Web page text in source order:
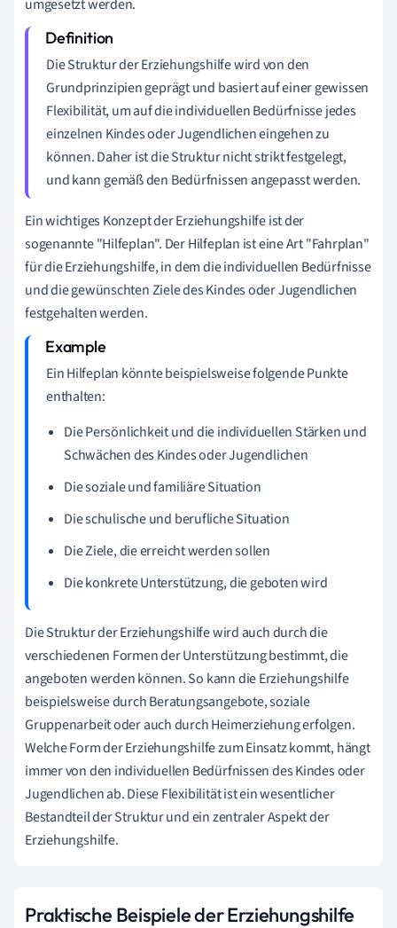
umgesetzt werden.
Die Struktur der Erziehungshilfe wird von den
Grundprinzipien geprägt und basiert auf einer gewissen
Flexibilität, um auf die individuellen Bedürfnisse jedes
einzelnen Kindes oder Jugendlichen eingehen zu
können. Daher ist die Struktur nicht strikt festgelegt,
und kann gemäß den Bedürfnissen angepasst werden.
Ein wichtiges Konzept der Erziehungshilfe ist der
sogenannte "Hilfeplan". Der Hilfeplan ist eine Art "Fahrplan"
für die Erziehungshilfe, in dem die individuellen Bedürfnisse
und die gewünschten Ziele des Kindes oder Jugendlichen
festgehalten werden.
Ein Hilfeplan könnte beispielsweise folgende Punkte
enthalten:
Die Persönlichkeit und die individuellen Stärken und
Schwächen des Kindes oder Jugendlichen
Die soziale und familiäre Situation
Die schulische und berufliche Situation
Die Ziele, die erreicht werden sollen
Die konkrete Unterstützung, die geboten wird
Die Struktur der Erziehungshilfe wird auch durch die
verschiedenen Formen der Unterstützung bestimmt, die
angeboten werden können. So kann die Erziehungshilfe
beispielsweise durch Beratungsangebote, soziale
Gruppenarbeit oder auch durch Heimerziehung erfolgen.
Welche Form der Erziehungshilfe zum Einsatz kommt, hängt
immer von den individuellen Bedürfnissen des Kindes oder
Jugendlichen ab. Diese Flexibilität ist ein wesentlicher
Bestandteil der Struktur und ein zentraler Aspekt der
Erziehungshilfe.
Praktische Beispiele der Erziehungshilfe